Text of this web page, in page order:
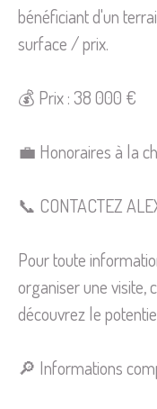
bénéficiant d'un
surface / prix.
💰 Prix : 38 000 €
💼 Honoraires à la
📞 CONTACTEZ
Pour toute
organiser une visite,
découvrez le
🔎 Informations